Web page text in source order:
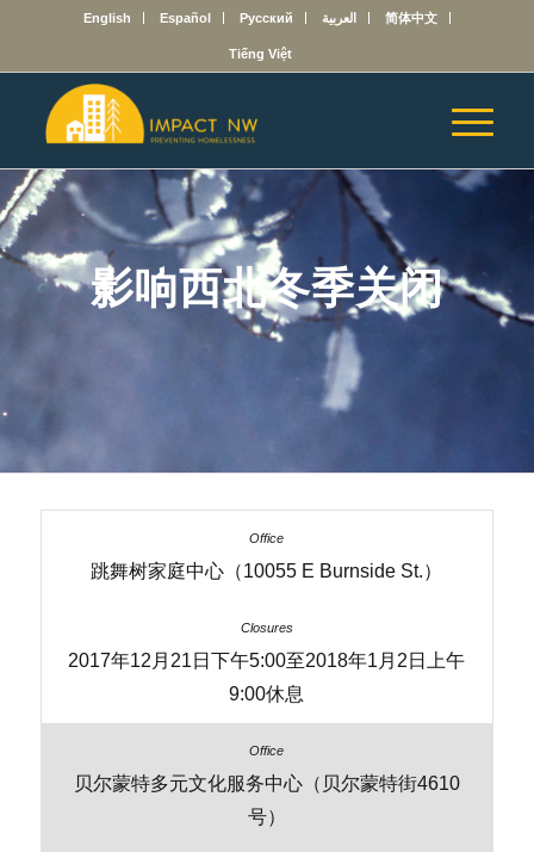
English Español Русский العربية 简体中文
Tiếng Việt
影响西北冬季关闭
跳舞树家庭中心（10055 E Burnside St.）
2017年12月21日下午5:00至2018年1月2日上午
9:00休息
贝尔蒙特多元文化服务中心（贝尔蒙特街4610
号）